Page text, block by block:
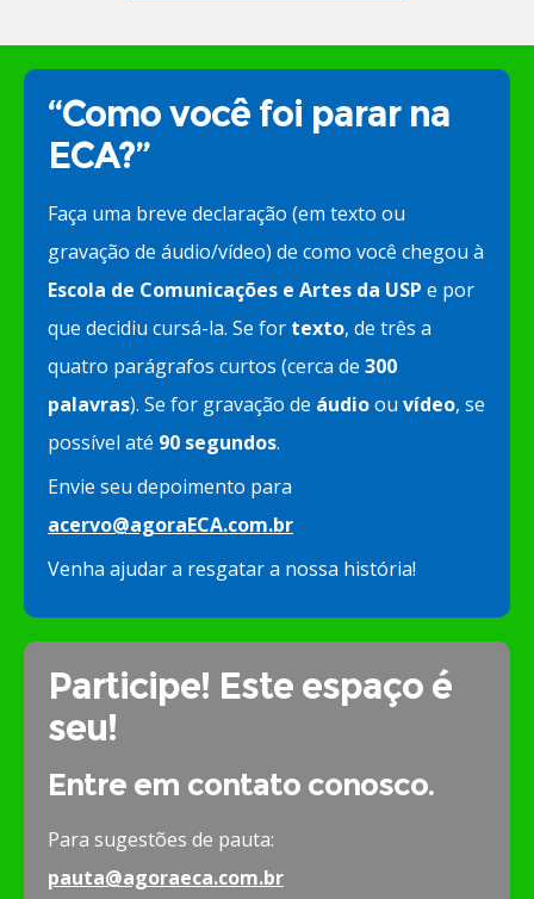
“Como você foi parar na
ECA?”
Faça uma breve declaração (em texto ou
gravação de áudio/vídeo) de como você chegou à
Escola de Comunicações e Artes da USP e por
que decidiu cursá-la. Se for texto, de três a
quatro parágrafos curtos (cerca de 300
palavras). Se for gravação de áudioou vídeo, se
possível até 90 segundos.
Envie seu depoimento para
acervo@agoraECA.com.br
Venha ajudar a resgatar a nossa história!
Participe! Este espaço é
seu!
Entre em contato conosco.
Para sugestões de pauta:
pauta@agoraeca.com.br